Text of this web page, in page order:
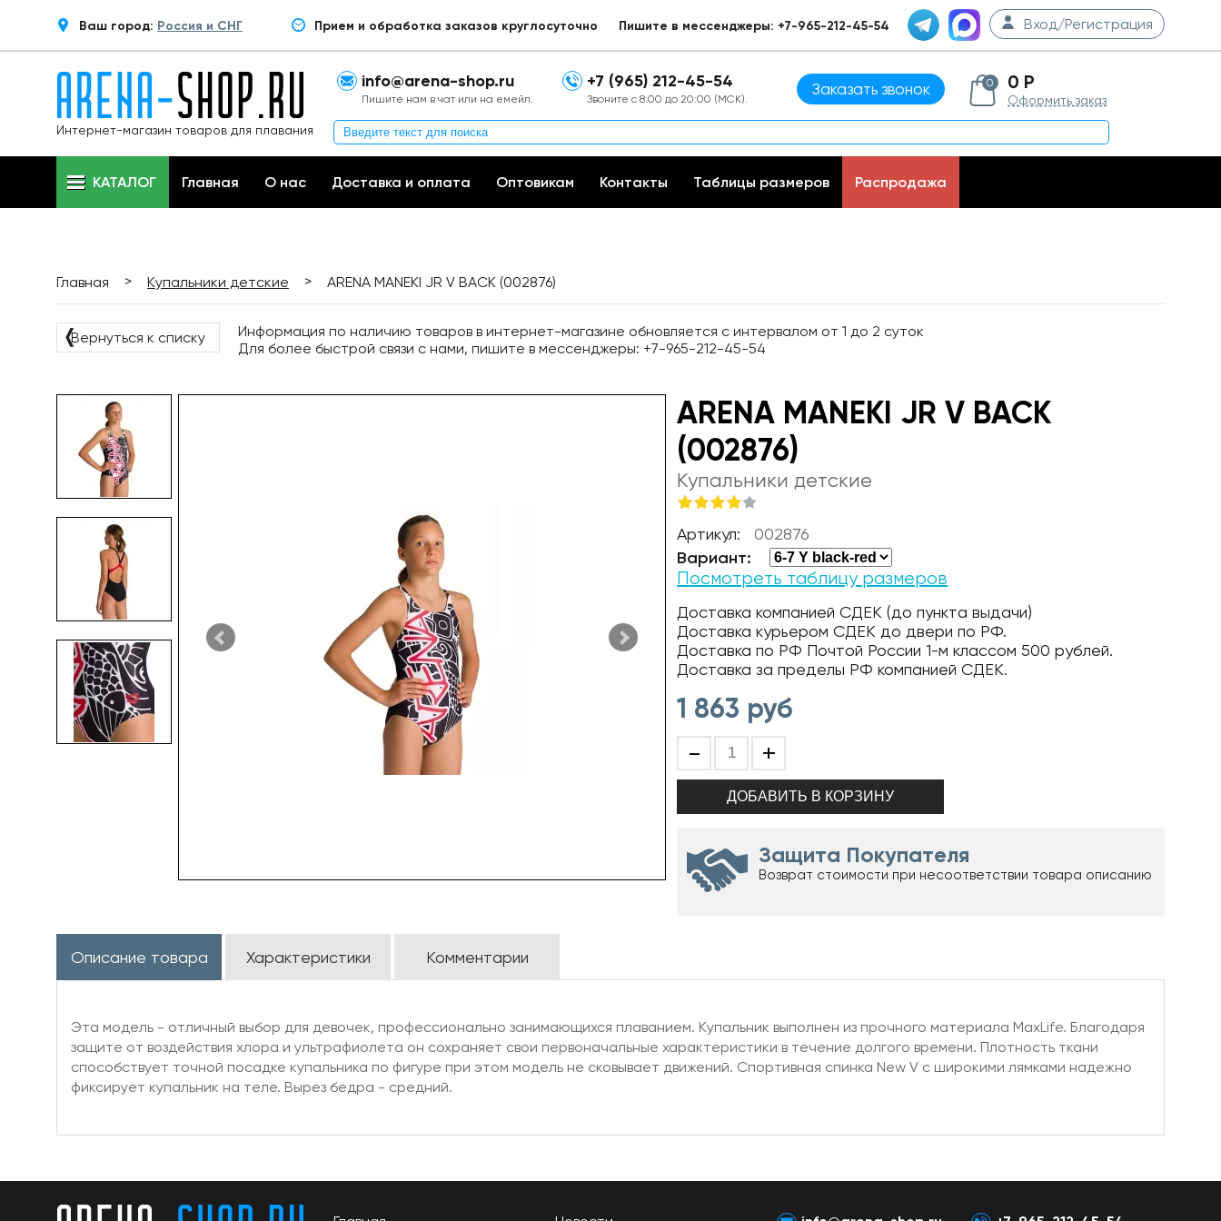
Ваш город: Россия и СНГ Прием и обработка заказов круглосуточно Пишите в мессенджеры: +7-965-212-45-54 Вход/Регистрация
Интернет-магазин товаров для плавания
info@arena-shop.ru
Пишите нам в чат или на емейл.
+7 (965) 212-45-54
Звоните с 8:00 до 20:00 (МСК).
Заказать звонок 0 0 Р
Оформить заказ
КАТАЛОГ Главная О нас Доставка и оплата Оптовикам Контакты Таблицы размеров Распродажа
Главная > Купальники детские > ARENA MANEKI JR V BACK (002876)
❬Вернуться к списку
Информация по наличию товаров в интернет-магазине обновляется с интервалом от 1 до 2 суток
Для более быстрой связи с нами, пишите в мессенджеры: +7-965-212-45-54
ARENA MANEKI JR V BACK
(002876)
Купальники детские
Артикул: 002876
Вариант:
Посмотреть таблицу размеров
Доставка компанией СДЕК (до пункта выдачи)
Доставка курьером СДЕК до двери по РФ.
Доставка по РФ Почтой России 1-м классом 500 рублей.
Доставка за пределы РФ компанией СДЕК.
1 863 руб
- +
Защита Покупателя
Возврат стоимости при несоответствии товара описанию
Описание товара Характеристики Комментарии
Эта модель - отличный выбор для девочек, профессионально занимающихся плаванием. Купальник выполнен из прочного материала MaxLife. Благодаря
защите от воздействия хлора и ультрафиолета он сохраняет свои первоначальные характеристики в течение долгого времени. Плотность ткани
способствует точной посадке купальника по фигуре при этом модель не сковывает движений. Спортивная спинка New V с широкими лямками надежно
фиксирует купальник на теле. Вырез бедра - средний.